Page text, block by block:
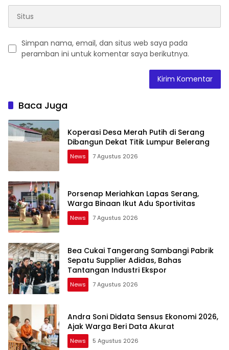
Simpan nama, email, dan situs web saya pada
peramban ini untuk komentar saya berikutnya.
Baca Juga
Koperasi Desa Merah Putih di Serang
Dibangun Dekat Titik Lumpur Belerang
News 7 Agustus 2026
Porsenap Meriahkan Lapas Serang,
Warga Binaan Ikut Adu Sportivitas
News 7 Agustus 2026
Bea Cukai Tangerang Sambangi Pabrik
Sepatu Supplier Adidas, Bahas
Tantangan Industri Ekspor
News 7 Agustus 2026
Andra Soni Didata Sensus Ekonomi 2026,
Ajak Warga Beri Data Akurat
News 5 Agustus 2026